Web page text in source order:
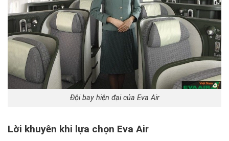
Đội bay hiện đại của Eva Air
Lời khuyên khi lựa chọn Eva Air